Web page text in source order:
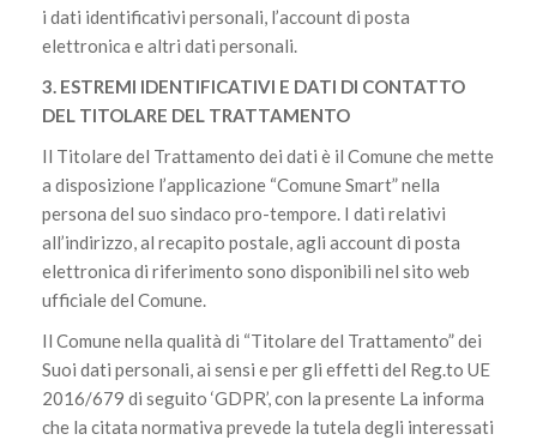
i dati identificativi personali, l’account di posta
elettronica e altri dati personali.
3. ESTREMI IDENTIFICATIVI E DATI DI CONTATTO
DEL TITOLARE DEL TRATTAMENTO
Il Titolare del Trattamento dei dati è il Comune che mette
a disposizione l’applicazione “Comune Smart” nella
persona del suo sindaco pro-tempore. I dati relativi
all’indirizzo, al recapito postale, agli account di posta
elettronica di riferimento sono disponibili nel sito web
ufficiale del Comune.
Il Comune nella qualità di “Titolare del Trattamento” dei
Suoi dati personali, ai sensi e per gli effetti del Reg.to UE
2016/679 di seguito ‘GDPR’, con la presente La informa
che la citata normativa prevede la tutela degli interessati